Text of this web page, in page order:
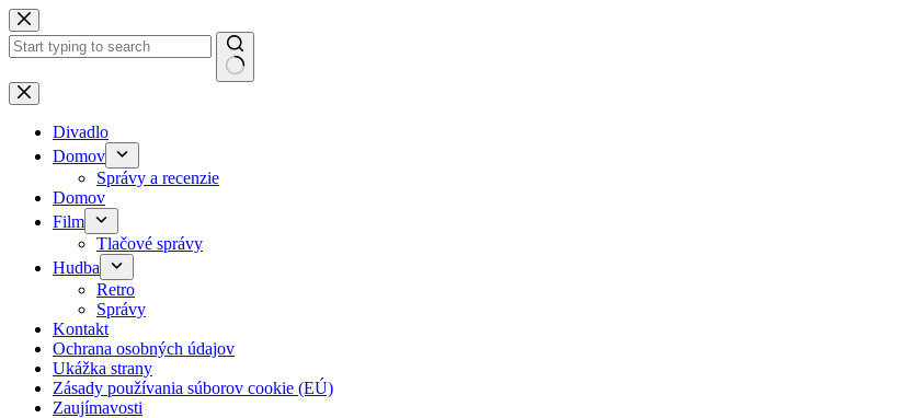
Skip
to
content
No
results
Divadlo
Domov
Správy a recenzie
Domov
Film
Tlačové správy
Hudba
Retro
Správy
Kontakt
Ochrana osobných údajov
Ukážka strany
Zásady používania súborov cookie (EÚ)
Zaujímavosti